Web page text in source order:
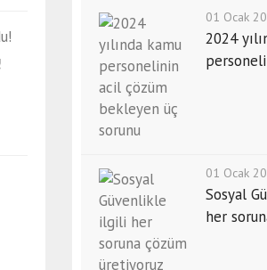
01 Ocak
2024
01 Ocak
Sosyal
her